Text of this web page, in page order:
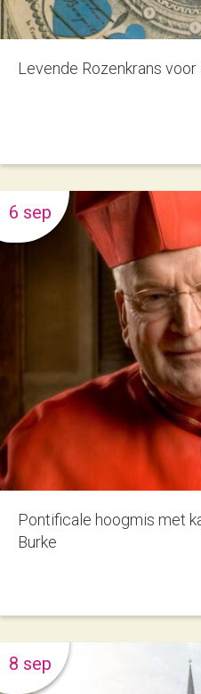
Levende Rozenkrans
Pontificale hoogmis met
Burke
6 sep
8 sep